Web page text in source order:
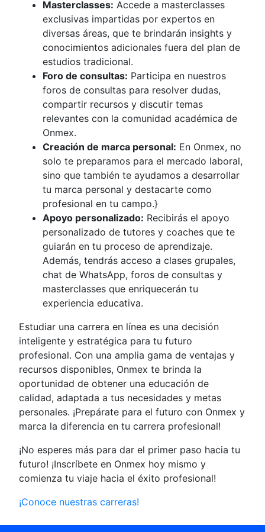
Masterclasses: Accede a masterclasses
exclusivas impartidas por expertos en
diversas áreas, que te brindarán insights y
conocimientos adicionales fuera del plan de
estudios tradicional.
Foro de consultas: Participa en nuestros
foros de consultas para resolver dudas,
compartir recursos y discutir temas
relevantes con la comunidad académica de
Onmex.
Creación de marca personal: En Onmex, no
solo te preparamos para el mercado laboral,
sino que también te ayudamos a desarrollar
tu marca personal y destacarte como
profesional en tu campo.}
Apoyo personalizado: Recibirás el apoyo
personalizado de tutores y coaches que te
guiarán en tu proceso de aprendizaje.
Además, tendrás acceso a clases grupales,
chat de WhatsApp, foros de consultas y
masterclasses que enriquecerán tu
experiencia educativa.
Estudiar una carrera en línea es una decisión
inteligente y estratégica para tu futuro
profesional. Con una amplia gama de ventajas y
recursos disponibles, Onmex te brinda la
oportunidad de obtener una educación de
calidad, adaptada a tus necesidades y metas
personales. ¡Prepárate para el futuro con Onmex y
marca la diferencia en tu carrera profesional!
¡No esperes más para dar el primer paso hacia tu
futuro! ¡Inscríbete en Onmex hoy mismo y
comienza tu viaje hacia el éxito profesional!
¡Conoce nuestras carreras!